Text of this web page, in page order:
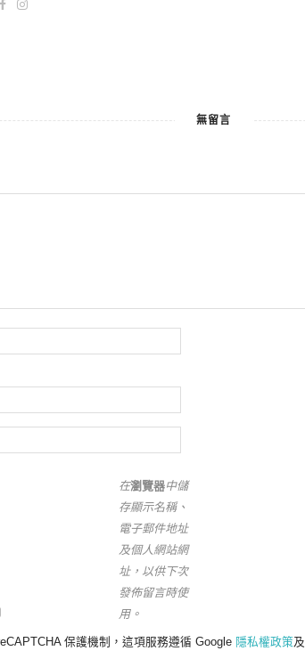
無留言
在瀏覽器中儲
存顯示名稱、
電子郵件地址
及個人網站網
址，以供下次
發佈留言時使
用。
保護機制，這項服務遵循 Google 隱私權政策及